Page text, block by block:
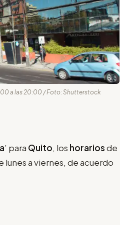
a las 20:00 / Foto: Shutterstock
’ para Quito, los horariosde
a viernes, de acuerdo